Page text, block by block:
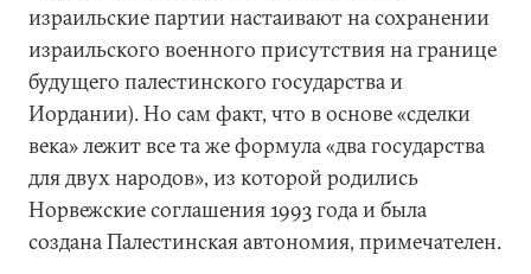
израильские партии настаивают на сохранении
израильского военного присутствия на границе
будущего палестинского государства и
Иордании). Но сам факт, что в основе «сделки
века» лежит все та же формула «два государства
для двух народов», из которой родились
Норвежские соглашения 1993 года и была
создана Палестинская автономия, примечателен.